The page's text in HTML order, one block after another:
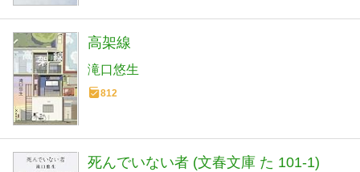
高架線
滝口悠生
812
死んでいない者 (文春文庫 た 101-1)